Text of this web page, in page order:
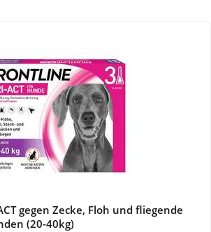
gegen Zecke, Floh und fliegende
(20-40kg)